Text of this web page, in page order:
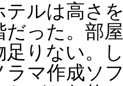
ルは高さ
だった。部
足りない。
ラマ作成ソ